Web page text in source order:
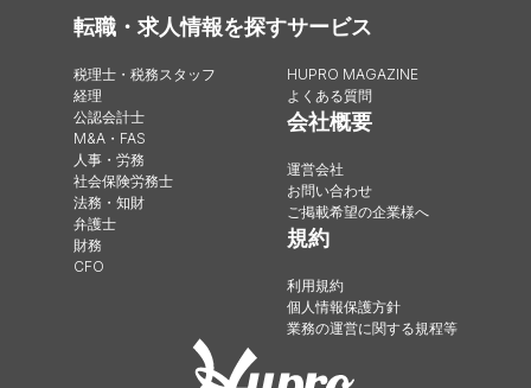
転職・求人情報を探す
税理士・税務スタッフ
経理
公認会計士
M&A・FAS
人事・労務
社会保険労務士
法務・知財
弁護士
財務
CFO
サービス
HUPRO MAGAZINE
よくある質問
会社概要
運営会社
お問い合わせ
ご掲載希望の企業様へ
規約
利用規約
個人情報保護方針
業務の運営に関する規程等